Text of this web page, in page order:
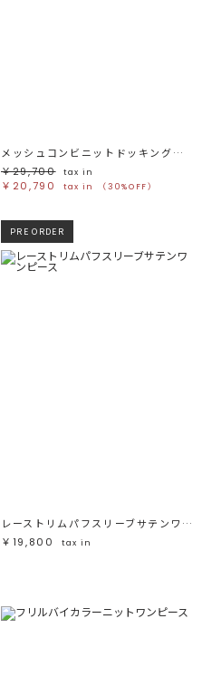
メッシュコンビニットドッキングワンピ-ス
￥29,700
tax in
￥20,790 tax in （30%OFF）
PRE ORDER
レーストリムパフスリーブサテンワンピース
￥19,800
tax in